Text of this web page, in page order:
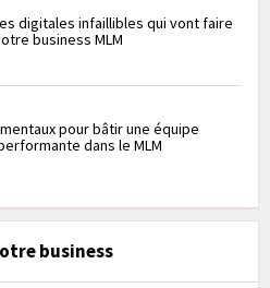
digitales infaillibles qui vont faire
business MLM
pour bâtir une équipe
dans le MLM
business